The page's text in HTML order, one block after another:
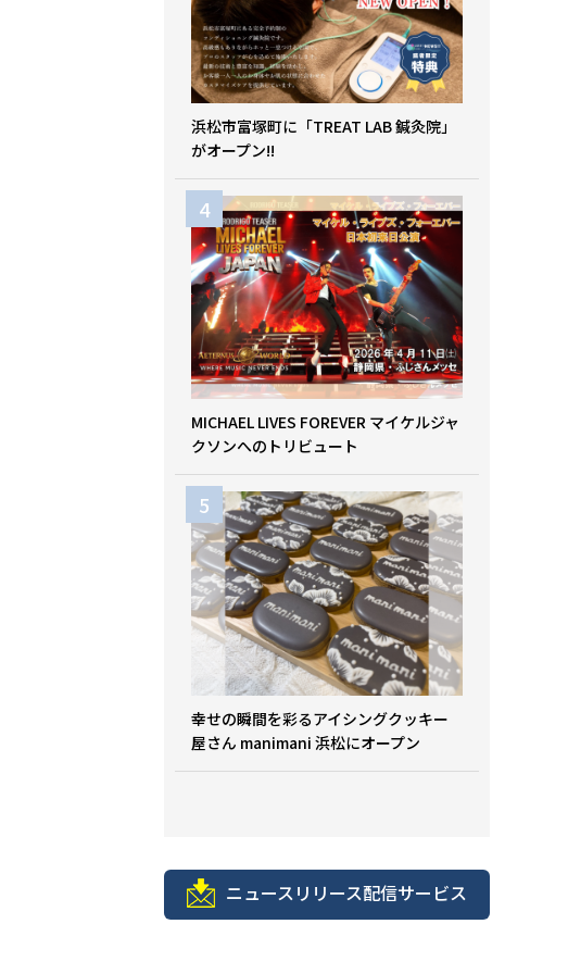
浜松市富塚町に「TREAT LAB 鍼灸院」
がオープン!!
MICHAEL LIVES FOREVER マイケルジャ
クソンへのトリビュート
幸せの瞬間を彩るアイシングクッキー
屋さん manimani 浜松にオープン
ニュースリリース配信サービス